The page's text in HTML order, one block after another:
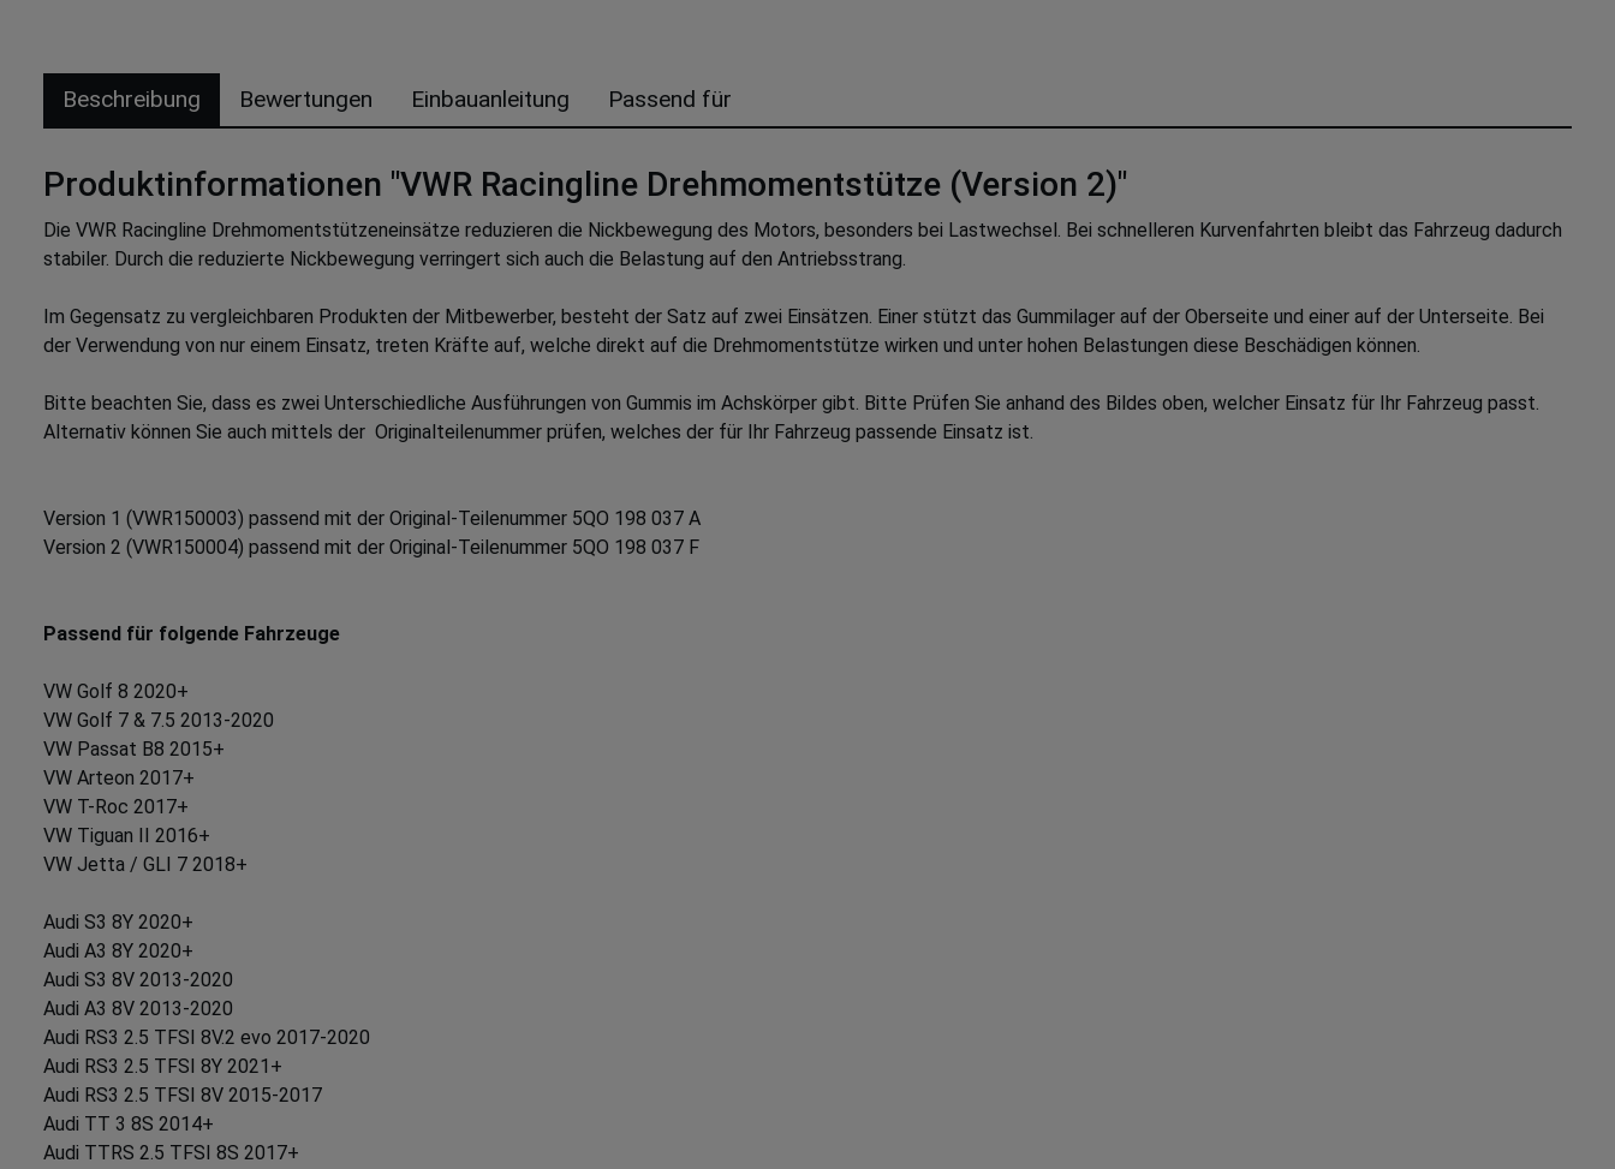
Beschreibung Bewertungen Einbauanleitung Passend für
Produktinformationen "VWR Racingline Drehmomentstütze (Version 2)"
Die VWR Racingline Drehmomentstützeneinsätze reduzieren die Nickbewegung des Motors, besonders bei Lastwechsel. Bei schnelleren Kurvenfahrten bleibt das Fahrzeug dadurch
stabiler. Durch die reduzierte Nickbewegung verringert sich auch die Belastung auf den Antriebsstrang.
Im Gegensatz zu vergleichbaren Produkten der Mitbewerber, besteht der Satz auf zwei Einsätzen. Einer stützt das Gummilager auf der Oberseite und einer auf der Unterseite. Bei
der Verwendung von nur einem Einsatz, treten Kräfte auf, welche direkt auf die Drehmomentstütze wirken und unter hohen Belastungen diese Beschädigen können.
Bitte beachten Sie, dass es zwei Unterschiedliche Ausführungen von Gummis im Achskörper gibt. Bitte Prüfen Sie anhand des Bildes oben, welcher Einsatz für Ihr Fahrzeug passt.
Alternativ können Sie auch mittels der Originalteilenummer prüfen, welches der für Ihr Fahrzeug passende Einsatz ist.
Version 1 (VWR150003) passend mit der Original-Teilenummer 5QO 198 037 A
Version 2 (VWR150004) passend mit der Original-Teilenummer 5QO 198 037 F
Passend für folgende Fahrzeuge
VW Golf 8 2020+
VW Golf 7 & 7.5 2013-2020
VW Passat B8 2015+
VW Arteon 2017+
VW T-Roc 2017+
VW Tiguan II 2016+
VW Jetta / GLI 7 2018+
Audi S3 8Y 2020+
Audi A3 8Y 2020+
Audi S3 8V 2013-2020
Audi A3 8V 2013-2020
Audi RS3 2.5 TFSI 8V.2 evo 2017-2020
Audi RS3 2.5 TFSI 8Y 2021+
Audi RS3 2.5 TFSI 8V 2015-2017
Audi TT 3 8S 2014+
Audi TTRS 2.5 TFSI 8S 2017+